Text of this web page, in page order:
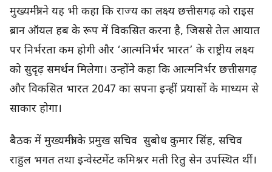
मुख्यमंत्री ने यह भी कहा कि राज्य का लक्ष्य छत्तीसगढ़ को राइस
ब्रान ऑयल हब के रूप में विकसित करना है, जिससे तेल आयात
पर निर्भरता कम होगी और ‘आत्मनिर्भर भारत’ के राष्ट्रीय लक्ष्य
को सुदृढ़ समर्थन मिलेगा। उन्होंने कहा कि आत्मनिर्भर छत्तीसगढ़
और विकसित भारत 2047 का सपना इन्हीं प्रयासों के माध्यम से
साकार होगा।
बैठक में मुख्यमंत्री के प्रमुख सचिव सुबोध कुमार सिंह, सचिव
राहुल भगत तथा इन्वेस्टमेंट कमिश्नर मती रितु सेन उपस्थित थीं।